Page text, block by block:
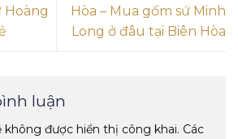
Hoàng
Hòa – Mua gốm sứ Minh
Long ở đâu tại Biên Hòa
luận
không được hiển thị công khai. Các